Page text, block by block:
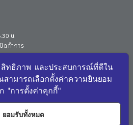
น.
ดทำการ
From Home (WFH)
สิทธิภาพ และประสบการณ์ที่ดีใน
ามารถเลือกตั้งค่าความยินยอม
"การตั้งค่าคุกกี้"
ยอมรับทั้งหมด